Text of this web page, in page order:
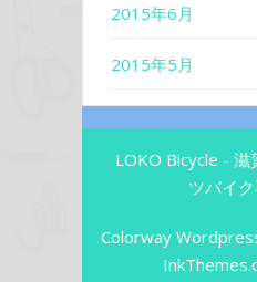
2015年6月
2015年5月
LOKO Bicycle - 滋
ツバイ
Colorway